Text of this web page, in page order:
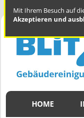
Mit Ihrem Besuch auf
Akzeptieren und
HOME